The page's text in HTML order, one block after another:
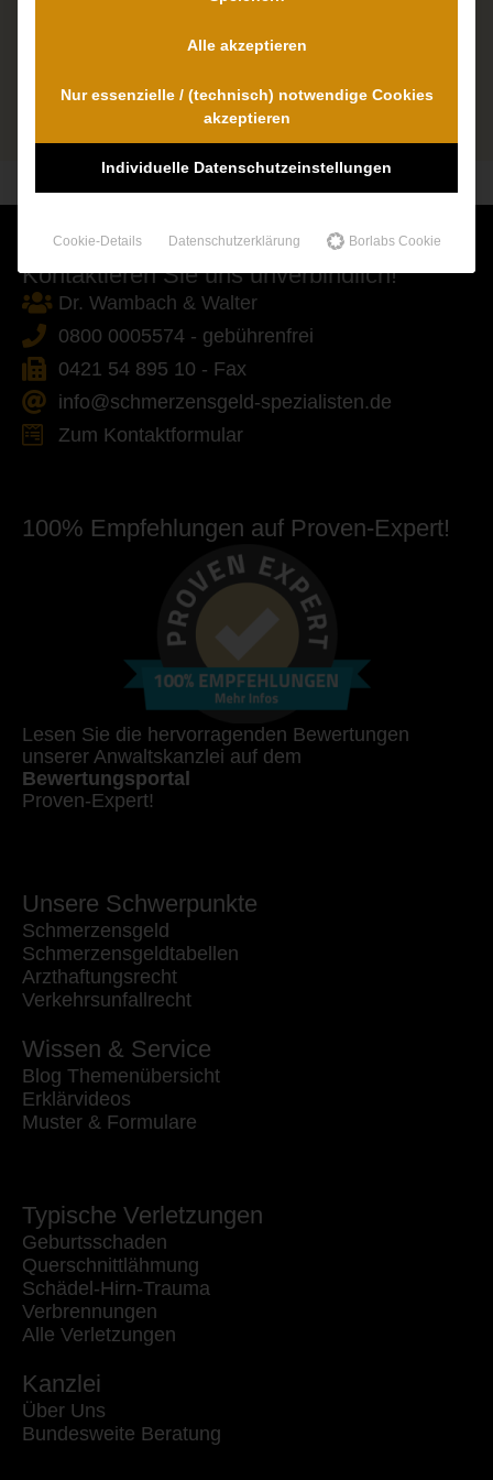
Kontaktieren Sie uns unverbindlich!
Dr. Wambach & Walter
0800 0005574 - gebührenfrei
0421 54 895 10 - Fax
info@schmerzensgeld-spezialisten.de
Zum Kontaktformular
100% Empfehlungen auf Proven-Expert!
Lesen Sie die hervorragenden Bewertungen
unserer Anwaltskanzlei auf dem
Bewertungsportal
Proven-Expert!
Unsere Schwerpunkte
Schmerzensgeld
Schmerzensgeldtabellen
Arzthaftungsrecht
Verkehrsunfallrecht
Wissen & Service
Blog Themenübersicht
Erklärvideos
Muster & Formulare
Typische Verletzungen
Geburtsschaden
Querschnittlähmung
Schädel-Hirn-Trauma
Verbrennungen
Alle Verletzungen
Kanzlei
Über Uns
Bundesweite Beratung
Alle akzeptieren
Nur essenzielle / (technisch) notwendige Cookies
akzeptieren
Individuelle Datenschutzeinstellungen
Cookie-Details Datenschutzerklärung Borlabs Cookie